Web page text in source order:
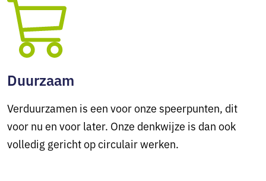
Duurzaam
Verduurzamen is een voor onze speerpunten, dit
voor nu en voor later. Onze denkwijze is dan ook
volledig gericht op circulair werken.